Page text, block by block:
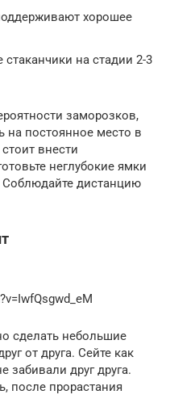
хорошее
на стадии 2-3
заморозков,
постоянное место в
внести
неглубокие ямки
дистанцию
сделать небольшие
от друга. Сейте как
забивали друг друга.
после прорастания